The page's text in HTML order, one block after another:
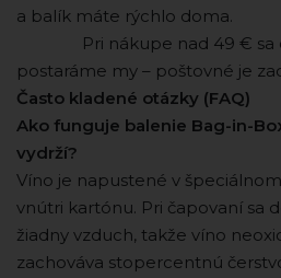
a balík máte rýchlo doma.
⠀ ⠀ ⠀ ⠀ Pri nákupe nad 49 €
postaráme my – poštovné je
Často kladené otázky (FAQ)
Ako funguje balenie Bag-in-
vydrží?
Víno je napustené v
vnútri kartónu. Pri čapovaní sa
žiadny vzduch, takže víno
zachováva stopercentnú